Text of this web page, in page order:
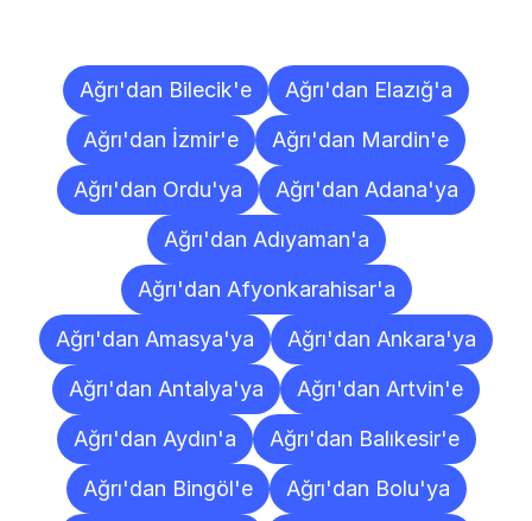
Ağrı'dan Bilecik'e
Ağrı'dan Elazığ'a
Ağrı'dan İzmir'e
Ağrı'dan Mardin'e
Ağrı'dan Ordu'ya
Ağrı'dan Adana'ya
Ağrı'dan Adıyaman'a
Ağrı'dan Afyonkarahisar'a
Ağrı'dan Amasya'ya
Ağrı'dan Ankara'ya
Ağrı'dan Antalya'ya
Ağrı'dan Artvin'e
Ağrı'dan Aydın'a
Ağrı'dan Balıkesir'e
Ağrı'dan Bingöl'e
Ağrı'dan Bolu'ya